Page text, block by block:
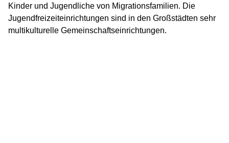
Kinder und Jugendliche von Migrationsfamilien. Die
Jugendfreizeiteinrichtungen sind in den Großstädten sehr
multikulturelle Gemeinschaftseinrichtungen.